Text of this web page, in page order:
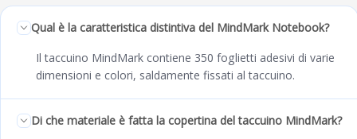
Qual è la caratteristica distintiva del MindMark Notebook?
Il taccuino MindMark contiene 350 foglietti adesivi di varie
dimensioni e colori, saldamente fissati al taccuino.
Di che materiale è fatta la copertina del taccuino MindMark?